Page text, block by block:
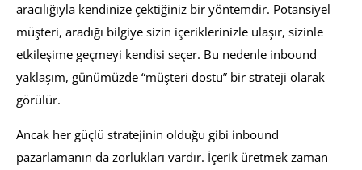
aracılığıyla kendinize çektiğiniz bir yöntemdir. Potansiyel
müşteri, aradığı bilgiye sizin içeriklerinizle ulaşır, sizinle
etkileşime geçmeyi kendisi seçer. Bu nedenle inbound
yaklaşım, günümüzde “müşteri dostu” bir strateji olarak
görülür.
Ancak her güçlü stratejinin olduğu gibi inbound
pazarlamanın da zorlukları vardır. İçerik üretmek zaman